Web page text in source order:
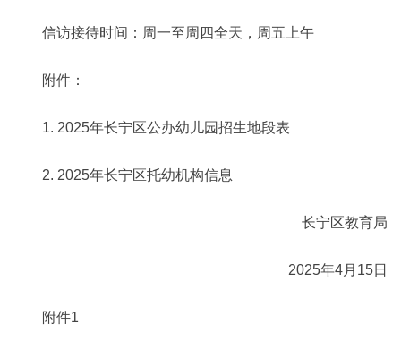
信访接待时间：周一至周四全天，周五上午
附件：
1. 2025年长宁区公办幼儿园招生地段表
2. 2025年长宁区托幼机构信息
长宁区教育局
2025年4月15日
附件1